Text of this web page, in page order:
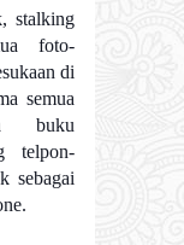
stalking
foto-
di
semua
buku
telpon-
sebagai